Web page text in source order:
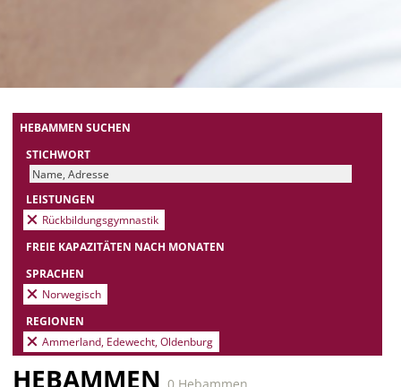
HEBAMMEN SUCHEN
STICHWORT
LEISTUNGEN
Rückbildungsgymnastik
FREIE KAPAZITÄTEN NACH MONATEN
SPRACHEN
Norwegisch
REGIONEN
Ammerland, Edewecht, Oldenburg
HEBAMMEN